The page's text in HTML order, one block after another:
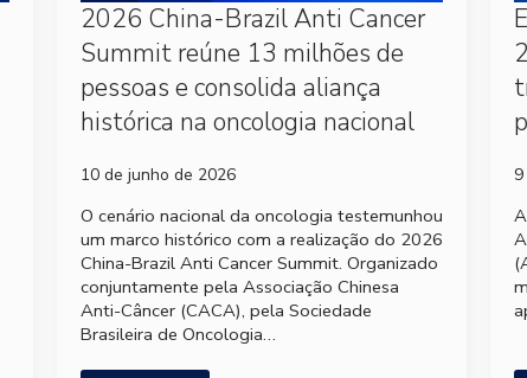
2026 China-Brazil Anti Cancer
Summit reúne 13 milhões de
pessoas e consolida aliança
histórica na oncologia nacional
10 de junho de 2026
O cenário nacional da oncologia testemunhou
um marco histórico com a realização do 2026
China-Brazil Anti Cancer Summit. Organizado
conjuntamente pela Associação Chinesa
Anti-Câncer (CACA), pela Sociedade
Brasileira de Oncologia…